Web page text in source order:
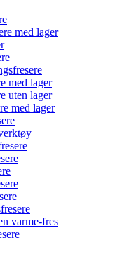
med lager
med lager
uten lager
med lager
varme-fres